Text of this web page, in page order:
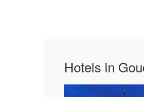
Hotels in